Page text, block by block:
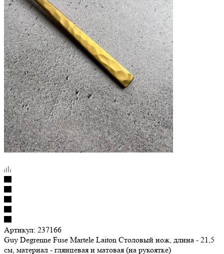
Артикул: 237166
Guy Degrenne Fuse Martele Laiton Столовый нож, длина - 21,5
см, материал - глянцевая и матовая (на рукоятке)